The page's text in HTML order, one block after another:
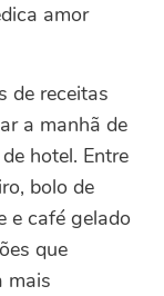
amor
de receitas
a manhã de
hotel. Entre
bolo de
e café gelado
que
mais